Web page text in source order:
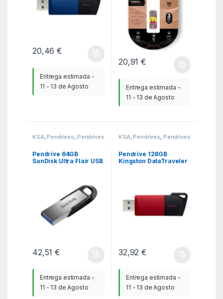
20,46€
Entrega estimada -
11 - 13 de Agosto
20,91€
Entrega estimada -
11 - 13 de Agosto
KSA, Pendrives, Pendrives
Pendrive 64GB
SanDisk Ultra Flair USB
42,51€
Entrega estimada -
11 - 13 de Agosto
KSA, Pendrives, Pendrives
Pendrive 128GB
Kingston DataTraveler
32,92€
Entrega estimada -
11 - 13 de Agosto